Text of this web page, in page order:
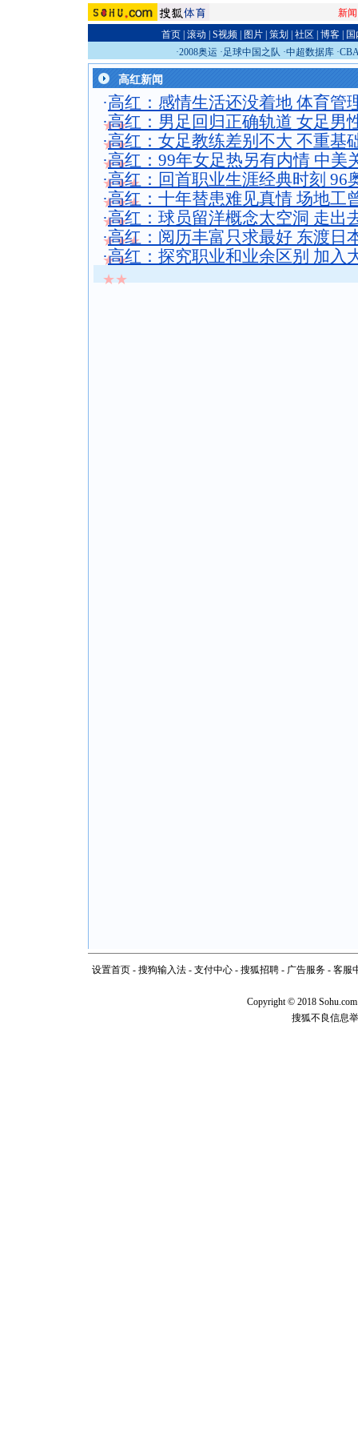
新闻
首页| 滚动 S视频| 图片| 策划 社区 博客|
国
·2008奥运 ·足球中国之队 ·中超数据库·
高红新闻
·高红：感情生活还没着地 体育管
★★
·高红：男足回归正确轨道 女足男
★★
·高红：女足教练差别不大 不重基
★★
·高红：99年女足热另有内情 中美
★★★
·高红：回首职业生涯经典时刻 96
★★★
·高红：十年替患难见真情 场地工
★★
·高红：球员留洋概念太空洞 走出
★★★
·高红：阅历丰富只求最好 东渡日
★★
·高红：探究职业和业余区别 加入
★★
设置首页- 搜狗输入法- 支付中心- 搜狐招聘- 广告服务- 客服
Copyright© 2018
搜狐不良信息